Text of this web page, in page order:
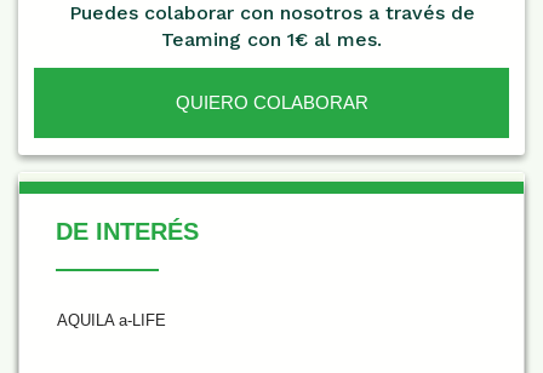
Puedes colaborar con nosotros a través de
Teaming con 1€ al mes.
QUIERO COLABORAR
De Interés
DE INTERÉS
AQUILA a-LIFE